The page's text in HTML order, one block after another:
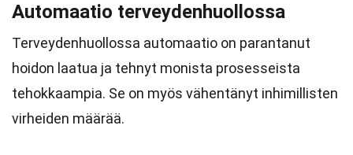
Automaatio terveydenhuollossa
Terveydenhuollossa automaatio on parantanut
hoidon laatua ja tehnyt monista prosesseista
tehokkaampia. Se on myös vähentänyt inhimillisten
virheiden määrää.